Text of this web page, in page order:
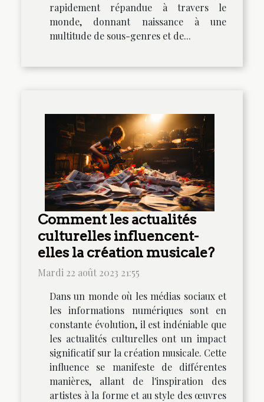
rapidement répandue à travers le
monde, donnant naissance à une
multitude de sous-genres et de...
Comment les actualités
culturelles influencent-
elles la création musicale?
Mardi 22 août 2023 21:55
Dans un monde où les médias sociaux et
les informations numériques sont en
constante évolution, il est indéniable que
les actualités culturelles ont un impact
significatif sur la création musicale. Cette
influence se manifeste de différentes
manières, allant de l'inspiration des
artistes à la forme et au style des œuvres